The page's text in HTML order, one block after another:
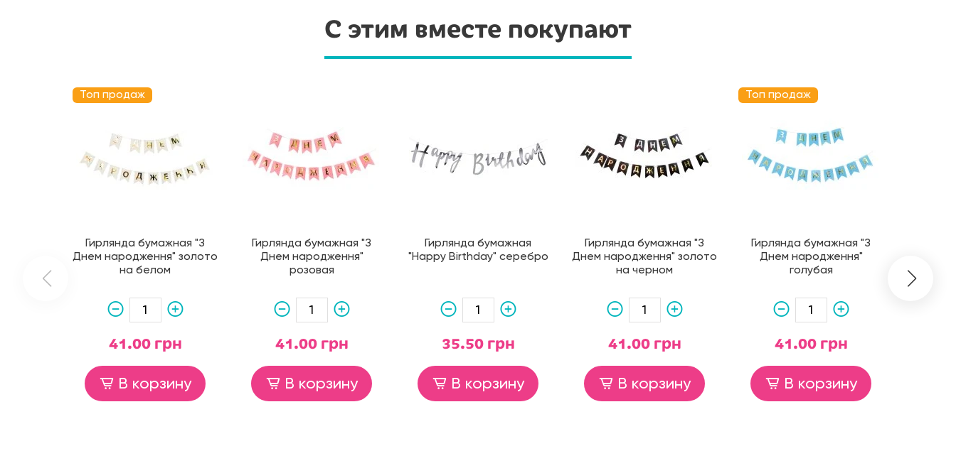
С этим вместе покупают
Топ продаж
Гирлянда бумажная "З
Днем народження" золото
на белом
41.00 грн
В корзину
Гирлянда бумажная "З
Днем народження"
розовая
41.00 грн
В корзину
Гирлянда бумажная
"Happy Birthday" серебро
35.50 грн
В корзину
Гирлянда бумажная "З
Днем народження" золото
на черном
41.00 грн
В корзину
Топ продаж
Гирлянда бумажная "З
Днем народження"
голубая
41.00 грн
В корзину